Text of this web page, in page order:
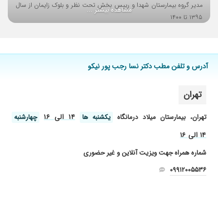
مدیر گروه بیمارستان شهدا و رییس بخش تحت نظر و بلوک زایمان از سال
۱۳۹۵ تا ۱۴۰۰
مشاهده بیشتر ...
آدرس و تلفن مطب دکتر نسا رجب پور نیکو
تهران
تهران، بیمارستان میلاد درمانگاه یکشنبه ها ۱۴ الی ۱۶ چهارشنبه
۱۴ الی ۱۶
شماره همراه جهت ویزیت آنلاین و غیر حضوری
۰۹۹۱۲۰۰۵۵۳۶